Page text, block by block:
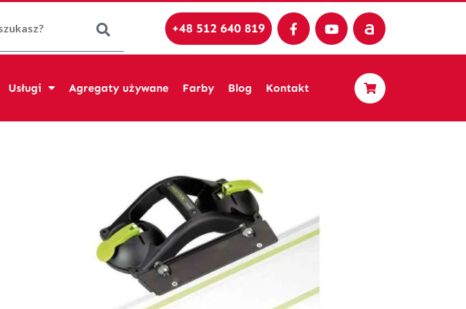
+48 512 640 819
Usługi Agregaty używane Farby Blog Kontakt